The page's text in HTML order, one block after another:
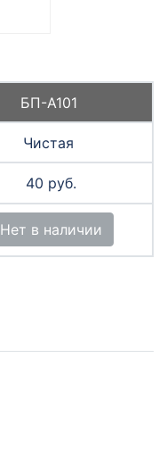
БП-А101
Чистая
40 руб.
Нет в наличии